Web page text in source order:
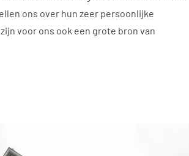
ons over hun zeer persoonlijke
voor ons ook een grote bron van